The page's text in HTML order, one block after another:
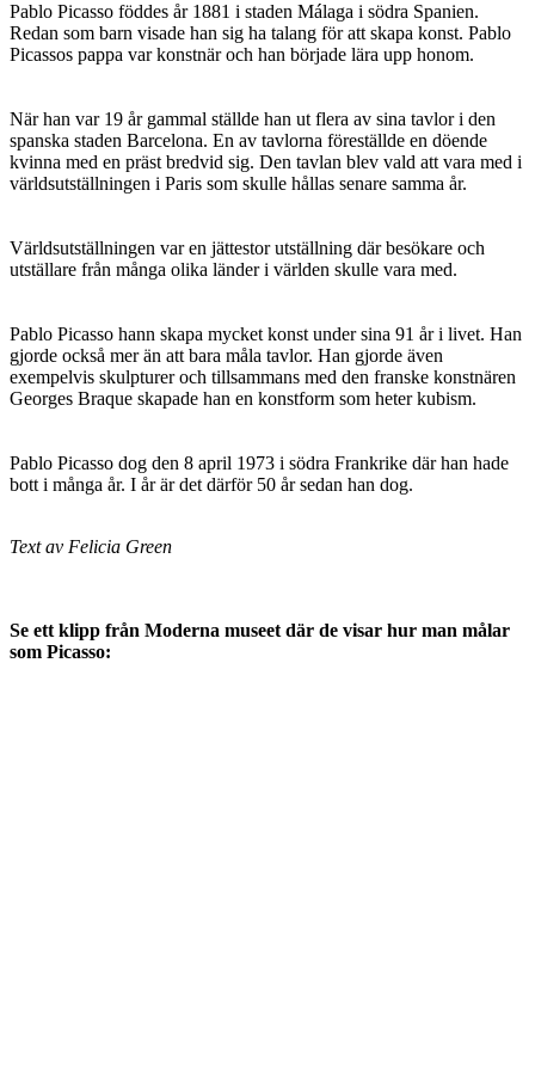
Pablo Picasso föddes år 1881 i staden Málaga i södra Spanien.
Redan som barn visade han sig ha talang för att skapa konst. Pablo
Picassos pappa var konstnär och han började lära upp honom.
När han var 19 år gammal ställde han ut flera av sina tavlor i den
spanska staden Barcelona. En av tavlorna föreställde en döende
kvinna med en präst bredvid sig. Den tavlan blev vald att vara med i
världsutställningen i Paris som skulle hållas senare samma år.
Världsutställningen var en jättestor utställning där besökare och
utställare från många olika länder i världen skulle vara med.
Pablo Picasso hann skapa mycket konst under sina 91 år i livet. Han
gjorde också mer än att bara måla tavlor. Han gjorde även
exempelvis skulpturer och tillsammans med den franske konstnären
Georges Braque skapade han en konstform som heter kubism.
Pablo Picasso dog den 8 april 1973 i södra Frankrike där han hade
bott i många år. I år är det därför 50 år sedan han dog.
Text av Felicia Green
Se ett klipp från Moderna museet där de visar hur man målar
som Picasso: